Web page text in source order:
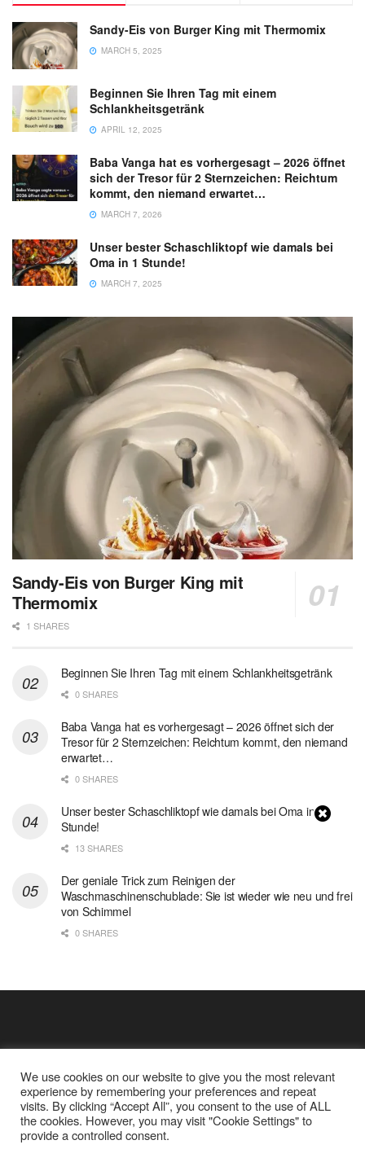
Sandy-Eis von Burger King mit Thermomix
MARCH 5, 2025
Beginnen Sie Ihren Tag mit einem
Schlankheitsgetränk
APRIL 12, 2025
Baba Vanga hat es vorhergesagt – 2026 öffnet
sich der Tresor für 2 Sternzeichen: Reichtum
kommt, den niemand erwartet…
MARCH 7, 2026
Unser bester Schaschliktopf wie damals bei
Oma in 1 Stunde!
MARCH 7, 2025
Sandy-Eis von Burger King mit
Thermomix
1 SHARES
Beginnen Sie Ihren Tag mit einem Schlankheitsgetränk
0 SHARES
Baba Vanga hat es vorhergesagt – 2026 öffnet sich der
Tresor für 2 Sternzeichen: Reichtum kommt, den niemand
erwartet…
0 SHARES
Unser bester Schaschliktopf wie damals bei Oma in 1
Stunde!
13 SHARES
Der geniale Trick zum Reinigen der
Waschmaschinenschublade: Sie ist wieder wie neu und frei
von Schimmel
0 SHARES
Cookie Policy
Datenschutz
Google Analytics und Cookie Dateien
We use cookies on our website to give you the most relevant
experience by remembering your preferences and repeat
visits. By clicking “Accept All”, you consent to the use of ALL
the cookies. However, you may visit "Cookie Settings" to
provide a controlled consent.